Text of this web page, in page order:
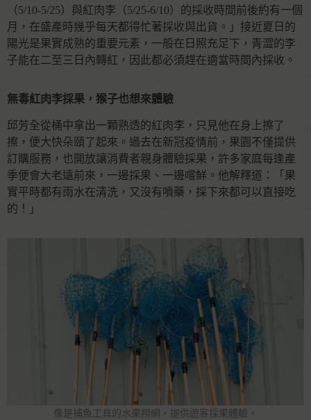
（5/10-5/25）與紅肉李（5/25-6/10）的採收時間前後約有一個
月，在盛產時幾乎每天都得忙著採收與出貨。」接近夏日的
陽光是果實成熟的重要元素，一般在日照充足下，青澀的李
子能在二至三日內轉紅，因此都必須趕在適當時間內採收。
無毒紅肉李採果，猴子也想來體驗
邱芳全從桶中拿出一顆熟透的紅肉李，只見他在身上擦了
擦，便大快朵頤了起來。過去在新冠疫情前，果園不僅提供
訂購服務，也開放讓消費者親身體驗採果，許多家庭每逢產
季便會大老遠前來，一邊採果、一邊嚐鮮。他解釋道：「果
實平時都有雨水在清洗，又沒有噴藥，採下來都可以直接吃
的！」
像是捕魚工具的水果撈網，提供遊客採果體驗。